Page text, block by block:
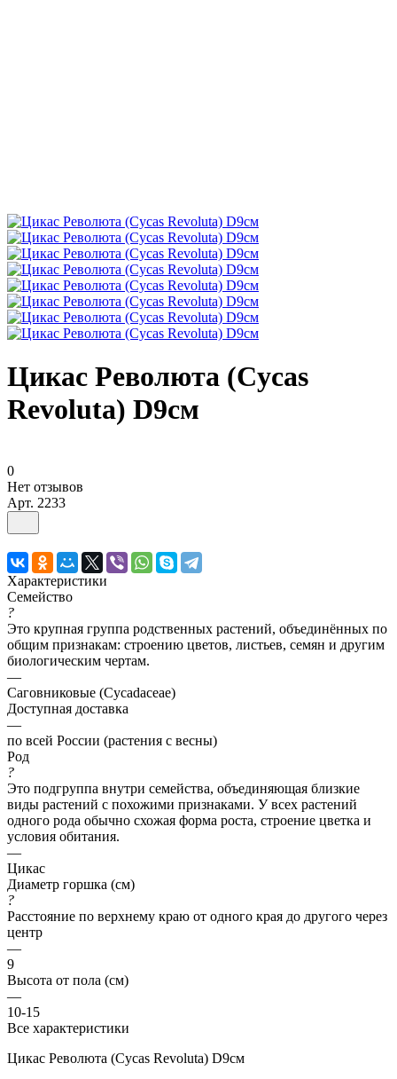
Цикас Революта (Cycas
Revoluta) D9см
0
Нет отзывов
Арт. 2233
Характеристики
Семейство
?
Это крупная группа родственных растений, объединённых по
общим признакам: строению цветов, листьев, семян и другим
биологическим чертам.
—
Саговниковые (Cycadaceae)
Доступная доставка
—
по всей России (растения с весны)
Род
?
Это подгруппа внутри семейства, объединяющая близкие
виды растений с похожими признаками. У всех растений
одного рода обычно схожая форма роста, строение цветка и
условия обитания.
—
Цикас
Диаметр горшка (см)
?
Расстояние по верхнему краю от одного края до другого через
центр
—
9
Высота от пола (см)
—
10-15
Все характеристики
Цикас Революта (Cycas Revoluta) D9см